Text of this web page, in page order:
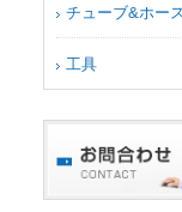
チューブ&ホー
工具